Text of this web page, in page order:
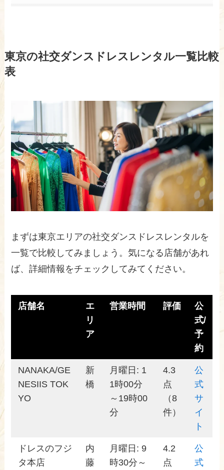
東京の社交ダンスドレスレンタル一覧比較
表
まずは東京エリアの社交ダンスドレスレンタルを
一覧で比較してみましょう。気になる店舗があれ
ば、詳細情報をチェックしてみてください。
店舗名
エ
リ
ア
営業時間 評価
公
式/
予
約
NANAKA/GE
NESIIS TOK
YO
新
橋
月曜日: 1
1時00分
～19時00
分
4.3
点
（8
件）
公
式
サ
イ
ト
ドレスのフジ
タ本店
内
藤
月曜日: 9
時30分～
4.2
点
公
式